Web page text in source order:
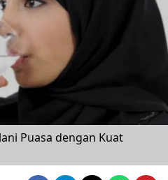
Puasa dengan Kuat